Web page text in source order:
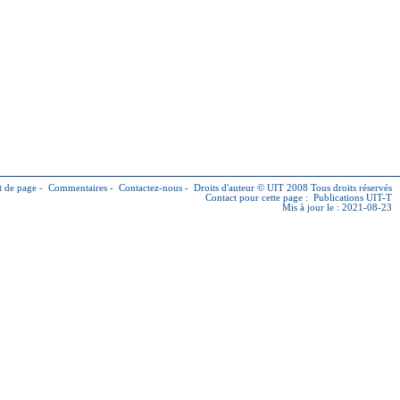
de page - Commentaires - Contactez-nous - Droits d'auteur © UIT 2008 Tous droits réservés
Contact pour cette page : Publications UIT-T
Mis à jour le : 2021-08-23